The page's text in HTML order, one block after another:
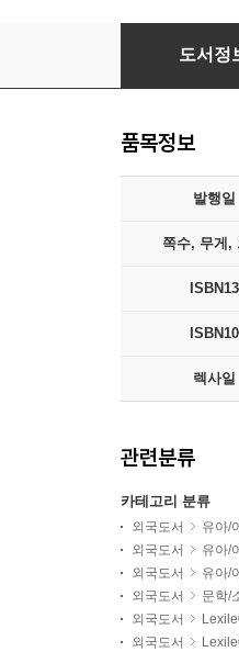
Hello, Olaf!
도서정
품목정보
발행일
쪽수, 무게,
ISBN13
ISBN10
렉사일
관련분류
카테고리 분류
외국도서 유아/
외국도서
유아/
외국도서
유아/
외국도서
문학/
외국도서
외국도서